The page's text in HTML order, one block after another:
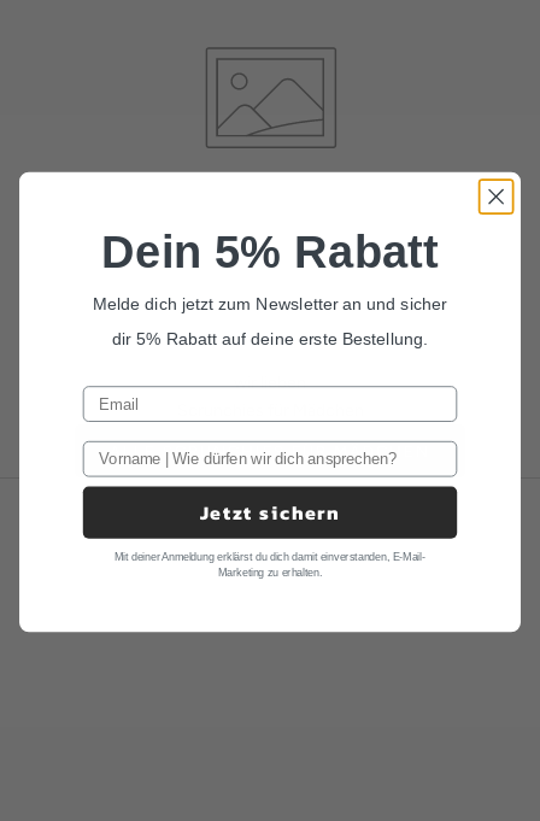
wir lieben
ALLE SCRUNCHIES FÜR MÄDCHEN
Dein 5% Rabatt
Melde dich jetzt zum Newsletter an und sicher
dir 5% Rabatt auf deine erste Bestellung.
Jetzt sichern
Mit deiner Anmeldung erklärst du dich damit einverstanden, E-Mail-
Marketing zu erhalten.